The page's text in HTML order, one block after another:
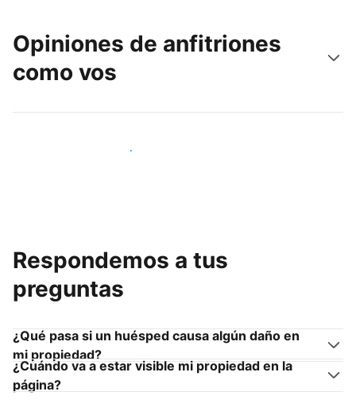
Opiniones de anfitriones
como vos
Unite a otros anfitriones como vos
Respondemos a tus
preguntas
¿Qué pasa si un huésped causa algún daño en
mi propiedad?
¿Cuándo va a estar visible mi propiedad en la
página?